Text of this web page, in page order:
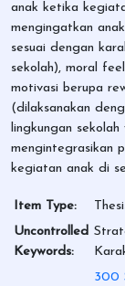
anak ketika
mengingatkan
sesuai dengan
sekolah), moral
motivasi berupa
(dilaksanakan
lingkungan
mengintegrasikan
kegiatan anak di
Item Type:
Uncontrolled
Keywords:
300